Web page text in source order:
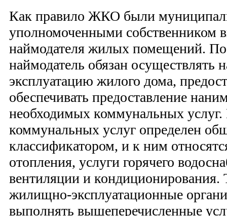
Как правило ЖКО были
уполномоченными собственником
наймодателя жилых помещений.
наймодатель обязан осуществлять
эксплуатацию жилого дома,
обеспечивать предоставление
необходимых коммунальных услуг.
коммунальных услуг определен
классификатором, и к ним
отопления, услуги горячего
вентиляции и кондиционирования.
жилищно-эксплуатационные
выполнять вышеперечисленные